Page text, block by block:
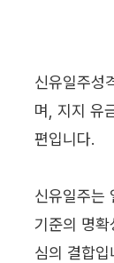
신유일주성
며, 지지 유
편입니다.
신유일주는
기준의 명
심의 결합입